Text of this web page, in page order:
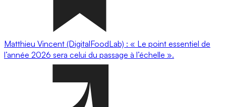
Matthieu Vincent (DigitalFoodLab) : « Le point essentiel de
l’année 2026 sera celui du passage à l’échelle ».